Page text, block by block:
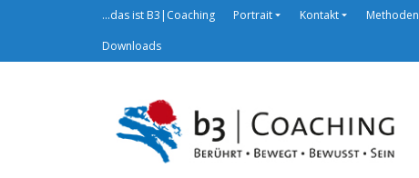
…das ist B3|Coaching Portrait Kontakt Methoden
Downloads